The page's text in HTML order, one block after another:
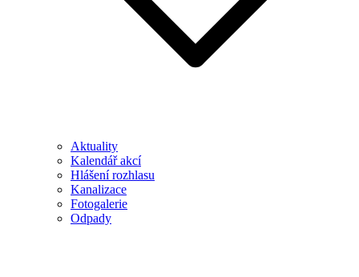
Aktuality
Kalendář akcí
Hlášení rozhlasu
Kanalizace
Fotogalerie
Odpady